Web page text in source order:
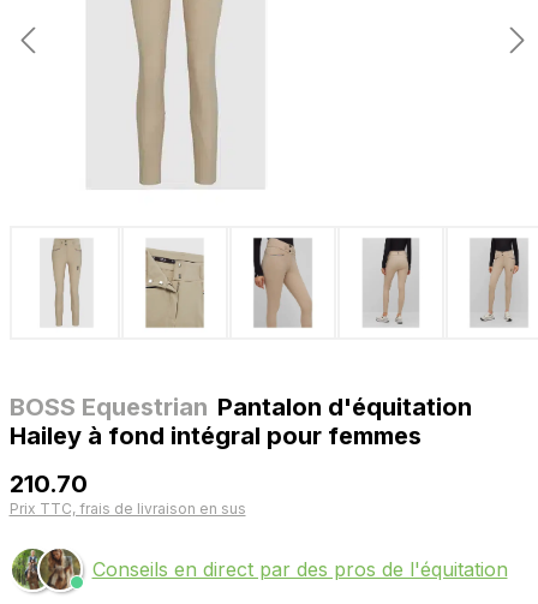
BOSS Equestrian Pantalon d'équitation
Hailey à fond intégral pour femmes
210.70
Prix TTC, frais de livraison en sus
Conseils en direct par des pros de l'équitation